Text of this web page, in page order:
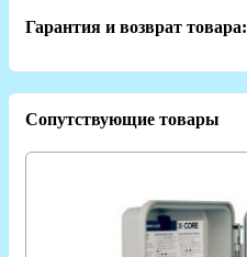
Гарантия и возврат товара:
Сопутствующие товары